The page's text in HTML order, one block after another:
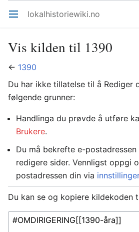
Åpne hovedmenyen lokalhistoriewiki.no
Vis kilden til 1390
← 1390
Du har ikke tillatelse til å Rediger
følgende grunner:
Handlinga du prøvde å utføre
Brukere.
Du må bekrefte e-
redigere sider. Vennligst oppgi
postadressen din via
Du kan se og kopiere kildekoden